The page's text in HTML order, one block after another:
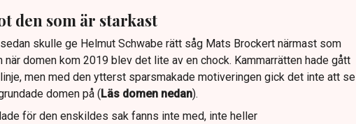
den som är starkast
skulle ge Helmut Schwabe rätt såg Mats Brockert närmast som
när domen kom 2019 blev det lite av en chock. Kammarrätten hade gått
men med den ytterst sparsmakade motiveringen gick det inte att se
domen på (Läs domen nedan).
för den enskildes sak fanns inte med, inte heller